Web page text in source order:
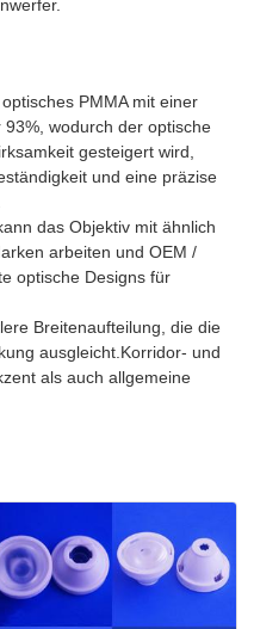
PMMA mit einer
wodurch der optische
gesteigert wird,
und eine präzise
das Objektiv mit ähnlich
arbeiten und OEM /
optische Designs für
Breitenaufteilung, die die
ausgleicht.Korridor- und
als auch allgemeine